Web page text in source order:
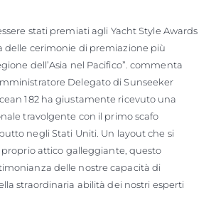
stati premiati agli Yacht Style Awards
delle cerimonie di premiazione più
dell’Asia nel Pacifico”. commenta
Delegato di Sunseeker
182 ha giustamente ricevuto una
travolgente con il primo scafo
negli Stati Uniti. Un layout che si
proprio attico galleggiante, questo
delle nostre capacità di
straordinaria abilità dei nostri esperti